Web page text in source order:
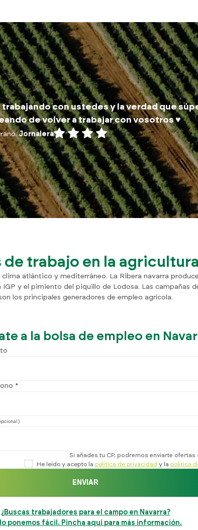
trabajando con ustedes y la verdad que
de volver a trabajar con vosotros ♥️
Jornalera
trabajo en la
atlántico y mediterráneo. La Ribera navarra
y el pimiento del piquillo de Lodosa. Las
los principales generadores de empleo agrícola.
a la bolsa de empleo en
*
Si añades tu CP, podremos enviarte ofertas
He leído y acepto la política de privacidad y la política
ENVIAR
¿Buscas trabajadores para el campo en Navarra?
lo ponemos fácil. Pincha aquí para más información.